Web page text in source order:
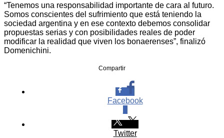
“Tenemos una responsabilidad importante de cara al futuro.
Somos conscientes del sufrimiento que está teniendo la
sociedad argentina y en ese contexto debemos consolidar
propuestas serias y con posibilidades reales de poder
modificar la realidad que viven los bonaerenses”, finalizó
Domenichini.
Compartir
Facebook
Twitter